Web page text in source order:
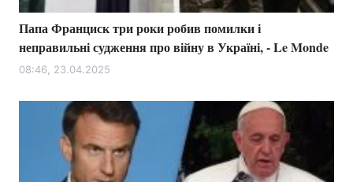
Папа Франциск три роки робив помилки і
неправильні судження про війну в Україні, - Le Monde
08:46, 23.04.2025